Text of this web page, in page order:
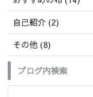
自己紹介 (2)
その他 (8)
ブログ内検索